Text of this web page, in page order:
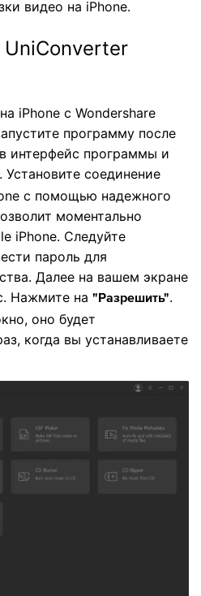
видео на iPhone.
UniConverter
iPhone с Wondershare
программу после
интерфейс программы и
. Установите соединение
с помощью надежного
моментально
iPhone. Следуйте
пароль для
Далее на вашем экране
Нажмите на "Разрешить".
оно будет
когда вы устанавливаете